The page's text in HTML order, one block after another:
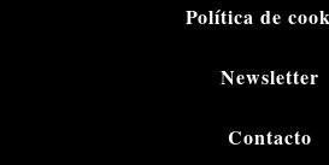
Política de
Newsletter
Contacto